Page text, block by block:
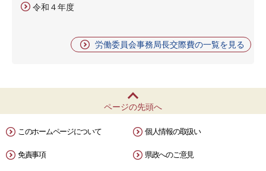
令和４年度
労働委員会事務局長交際費の一覧を見る
ページの先頭へ
このホームページについて 個人情報の取扱い
免責事項 県政へのご意見